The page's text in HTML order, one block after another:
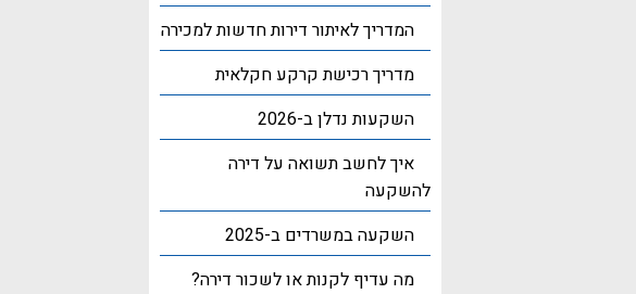
המדריך לאיתור דירות חדשות למכירה
מדריך רכישת קרקע חקלאית
השקעות נדלן ב-2026
איך לחשב תשואה על דירה
להשקעה
השקעה במשרדים ב-2025
מה עדיף לקנות או לשכור דירה?